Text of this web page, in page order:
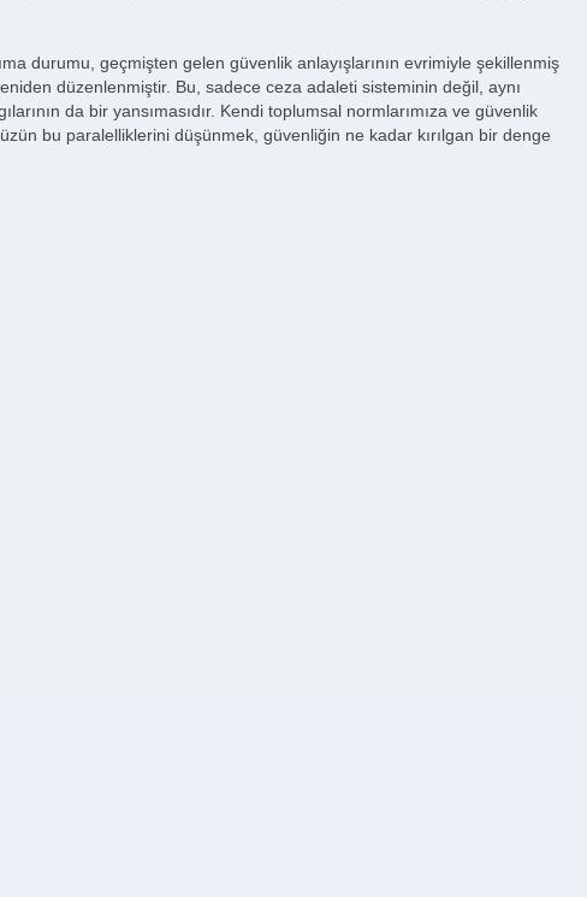
durumu, geçmişten gelen güvenlik anlayışlarının evrimiyle şekillenmiş
düzenlenmiştir. Bu, sadece ceza adaleti sisteminin değil, aynı
da bir yansımasıdır. Kendi toplumsal normlarımıza ve güvenlik
bu paralelliklerini düşünmek, güvenliğin ne kadar kırılgan bir denge